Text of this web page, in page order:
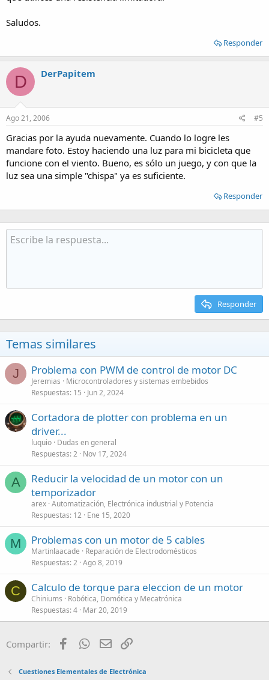
Saludos.
Responder
D DerPapitem
Ago 21, 2006 #5
Gracias por la ayuda nuevamente. Cuando lo logre les
mandare foto. Estoy haciendo una luz para mi bicicleta que
funcione con el viento. Bueno, es sólo un juego, y con que la
luz sea una simple "chispa" ya es suficiente.
Responder
Responder
Temas similares
J Problema con PWM de control de motor DC
Jeremias
Microcontroladores y sistemas embebidos
Respuestas 15 Jun 2, 2024
Cortadora de plotter con problema en un
driver...
luquio Dudas en general
Respuestas 2 Nov 17, 2024
A
Reducir la velocidad de un motor con un
temporizador
arex Automatización, Electrónica industrial y Potencia
Respuestas 12 Ene 15, 2020
M Problemas con un motor de 5 cables
Martinlaacade
Reparación de Electrodomésticos
Respuestas 2 Ago 8, 2019
C Calculo de torque para eleccion de un motor
Chiniums
Robótica, Domótica y Mecatrónica
Respuestas 4 Mar 20, 2019
Compartir: FacebookWhatsApp
Email
Cuestiones Elementales de Electrónica